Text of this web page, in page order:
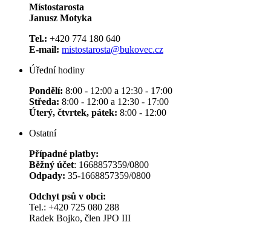
Místostarosta
Janusz Motyka
Tel.: +420 774 180 640
E-mail: mistostarosta@bukovec.cz
Úřední hodiny
Pondělí: 8:00 - 12:00 a 12:30 - 17:00
Středa: 8:00 - 12:00 a 12:30 - 17:00
Úterý, čtvrtek, pátek: 8:00 - 12:00
Ostatní
Případné platby:
Běžný účet: 1668857359/0800
Odpady: 35-1668857359/0800
Odchyt psů v obci:
Tel.: +420 725 080 288
Radek Bojko, člen JPO III